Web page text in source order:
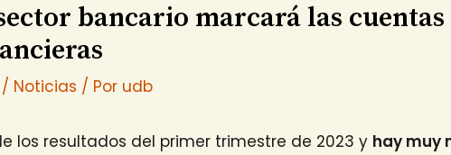
bancario marcará las cuentas
/ Noticias / Por udb
los resultados del primer trimestre de 2023 y hay muy